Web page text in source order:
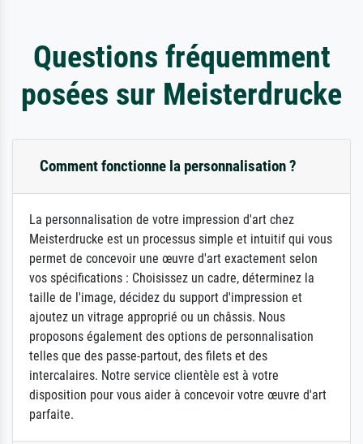
Questions fréquemment
posées sur Meisterdrucke
Comment fonctionne la personnalisation ?
La personnalisation de votre impression d'art chez
Meisterdrucke est un processus simple et intuitif qui vous
permet de concevoir une œuvre d'art exactement selon
vos spécifications : Choisissez un cadre, déterminez la
taille de l'image, décidez du support d'impression et
ajoutez un vitrage approprié ou un châssis. Nous
proposons également des options de personnalisation
telles que des passe-partout, des filets et des
intercalaires. Notre service clientèle est à votre
disposition pour vous aider à concevoir votre œuvre d'art
parfaite.